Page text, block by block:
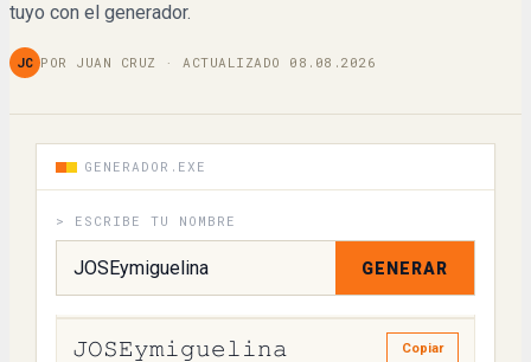
tuyo con el generador.
JC POR JUAN CRUZ · ACTUALIZADO 08.08.2026
GENERADOR.EXE
> ESCRIBE TU NOMBRE
GENERAR
ꀭꆂꌚꍟymiguelina
꒻ꄲꇙꏂymiguelina
𝙹𝙾𝚂𝙴𝚢𝚖𝚒𝚐𝚞𝚎𝚕𝚒𝚗𝚊 Copiar